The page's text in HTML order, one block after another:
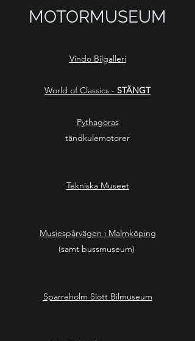
MOTORMUSEUM
Vindo Bilgalleri
World of Classics - STÄNGT
Pythagoras
tändkulemotorer
Tekniska Museet
Musiespårvägen i Malmköping
(samt bussmuseum)
Sparreholm Slott Bilmuseum